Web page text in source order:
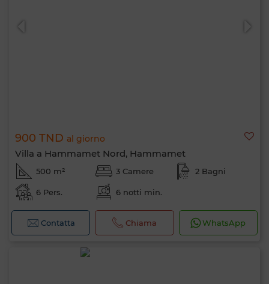
900 TND al giorno
Villa a Hammamet Nord, Hammamet
500 m² 3 Camere 2 Bagni
6 Pers. 6 notti min.
Contatta Chiama WhatsApp